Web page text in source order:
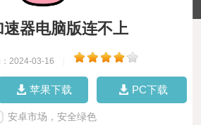
速器电脑版连不上
2024-03-16
苹果下载 PC下载
安卓市场，安全绿色